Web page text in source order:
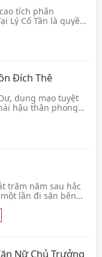
tích phân
Lý Cố Tần là quyền
Đích Thê
dung mạo tuyệt
hậu thân phong
trăm năm sau hắc
lần đi săn bên
Nữ Chủ Trưởng